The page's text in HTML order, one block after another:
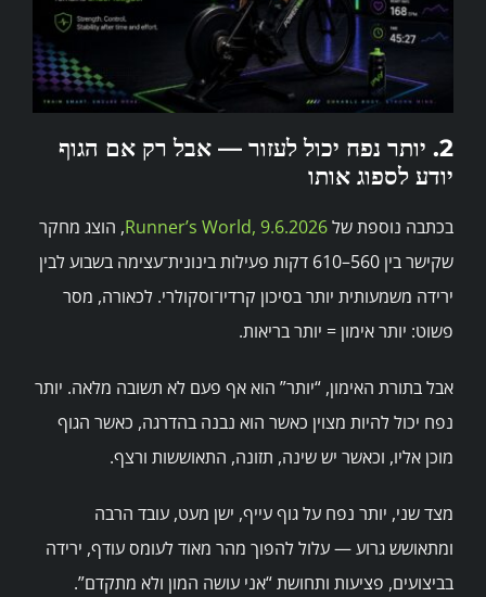
2. יותר נפח יכול לעזור — אבל רק אם הגוף
יודע לספוג אותו
בכתבה נוספת שלRunner’s World, 9.6.2026, הוצג מחקר
שקישר בין 560–610 דקות פעילות בינונית־עצימה בשבוע לבין
ירידה משמעותית יותר בסיכון קרדיו־וסקולרי. לכאורה, מסר
פשוט: יותר אימון = יותר בריאות.
אבל בתורת האימון, “יותר” הוא אף פעם לא תשובה מלאה. יותר
נפח יכול להיות מצוין כאשר הוא נבנה בהדרגה, כאשר הגוף
מוכן אליו, וכאשר יש שינה, תזונה, התאוששות ורצף.
מצד שני, יותר נפח על גוף עייף, ישן מעט, עובד הרבה
ומתאושש גרוע — עלול להפוך מהר מאוד לעומס עודף, ירידה
בביצועים, פציעות ותחושת “אני עושה המון ולא מתקדם”.